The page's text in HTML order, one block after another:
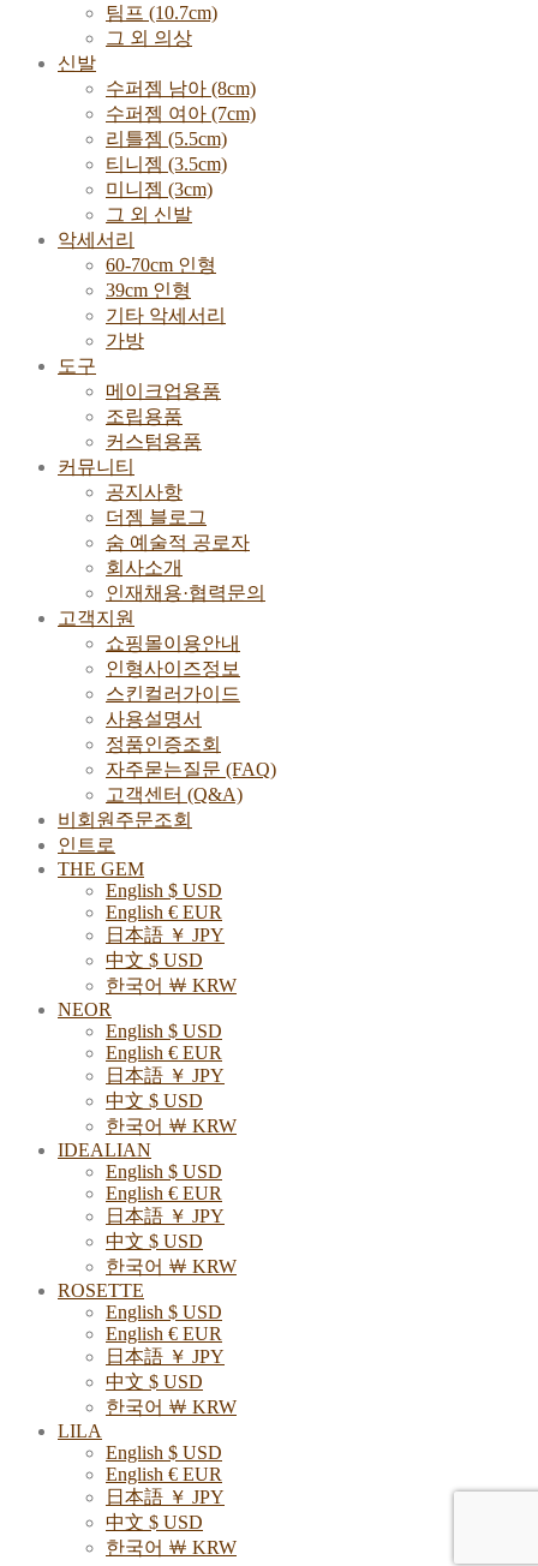
팀프 (10.7cm)
그 외 의상
신발
수퍼젬 남아 (8cm)
수퍼젬 여아 (7cm)
리틀젬 (5.5cm)
티니젬 (3.5cm)
미니젬 (3cm)
그 외 신발
악세서리
60-70cm 인형
39cm 인형
기타 악세서리
가방
도구
메이크업용품
조립용품
커스텀용품
커뮤니티
공지사항
더젬 블로그
숨 예술적 공로자
회사소개
인재채용·협력문의
고객지원
쇼핑몰이용안내
인형사이즈정보
스킨컬러가이드
사용설명서
정품인증조회
자주묻는질문 (FAQ)
고객센터 (Q&A)
비회원주문조회
인트로
THE GEM
English $ USD
English € EUR
日本語 ￥ JPY
中文 $ USD
한국어 ￦ KRW
NEOR
English $ USD
English € EUR
日本語 ￥ JPY
中文 $ USD
한국어 ￦ KRW
IDEALIAN
English $ USD
English € EUR
日本語 ￥ JPY
中文 $ USD
한국어 ￦ KRW
ROSETTE
English $ USD
English € EUR
日本語 ￥ JPY
中文 $ USD
한국어 ￦ KRW
LILA
English $ USD
English € EUR
日本語 ￥ JPY
中文 $ USD
한국어 ￦ KRW